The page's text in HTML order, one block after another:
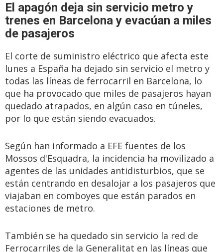
El apagón deja sin servicio metro y
trenes en Barcelona y evacúan a miles
de pasajeros
El corte de suministro eléctrico que afecta este
lunes a España ha dejado sin servicio el metro y
todas las líneas de ferrocarril en Barcelona, lo
que ha provocado que miles de pasajeros hayan
quedado atrapados, en algún caso en túneles,
por lo que están siendo evacuados.
Según han informado a EFE fuentes de los
Mossos d'Esquadra, la incidencia ha movilizado a
agentes de las unidades antidisturbios, que se
están centrando en desalojar a los pasajeros que
viajaban en comboyes que están parados en
estaciones de metro.
También se ha quedado sin servicio la red de
Ferrocarriles de la Generalitat en las líneas que